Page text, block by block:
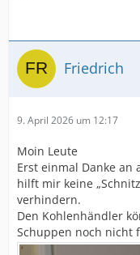
Friedrich
9. April 2026 um 12:17
Moin Leute
Erst einmal Danke an
hilft mir keine
verhindern.
Den Kohlenhändler
Schuppen noch nicht